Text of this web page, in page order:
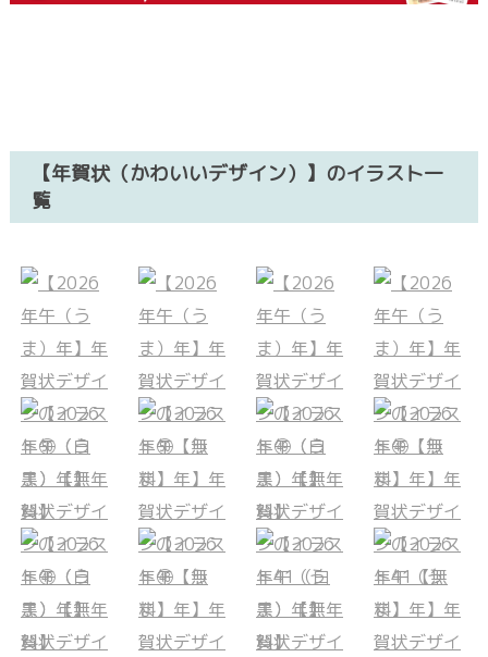
【年賀状（かわいいデザイン）】のイラスト一
覧